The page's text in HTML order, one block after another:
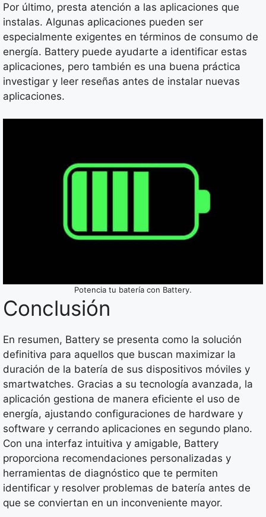
Por último, presta atención a las aplicaciones que
instalas. Algunas aplicaciones pueden ser
especialmente exigentes en términos de consumo de
energía. Battery puede ayudarte a identificar estas
aplicaciones, pero también es una buena práctica
investigar y leer reseñas antes de instalar nuevas
aplicaciones.
Potencia tu batería con Battery.
Conclusión
En resumen, Battery se presenta como la solución
definitiva para aquellos que buscan maximizar la
duración de la batería de sus dispositivos móviles y
smartwatches. Gracias a su tecnología avanzada, la
aplicación gestiona de manera eficiente el uso de
energía, ajustando configuraciones de hardware y
software y cerrando aplicaciones en segundo plano.
Con una interfaz intuitiva y amigable, Battery
proporciona recomendaciones personalizadas y
herramientas de diagnóstico que te permiten
identificar y resolver problemas de batería antes de
que se conviertan en un inconveniente mayor.